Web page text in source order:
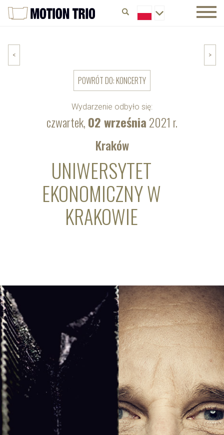
Wydarzenie odbyło się:
czwartek,02 września2021 r.
< >
POWRÓT DO: KONCERTY
Kraków
UNIWERSYTET
EKONOMICZNY W
KRAKOWIE